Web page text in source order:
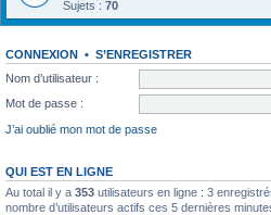
Sujets : 70
CONNEXION • S’ENREGISTRER
Nom d’utilisateur :
Mot de passe :
J’ai oublié mon mot de passe
QUI EST EN LIGNE
Au total il y a 353 utilisateurs en ligne : 3
nombre d’utilisateurs actifs ces 5 dernières